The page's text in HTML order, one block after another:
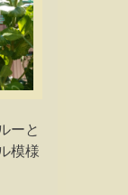
ーと
模様